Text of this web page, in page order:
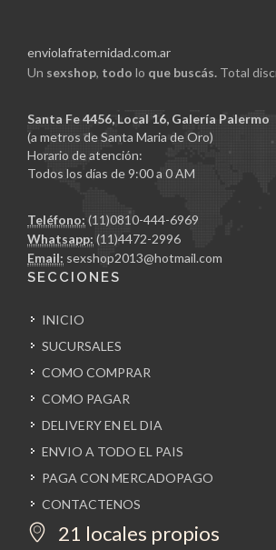
enviolafraternidad.com.ar
Un sexshop, todo lo que buscás. Total
Santa Fe 4456, Local 16, Galería Palermo
(a metros de Santa Maria de Oro)
Horario de atención:
Todos los días de 9:00 a 0 AM
Teléfono: (11)0810-444-6969
Whatsapp: (11)4472-2996
Email: sexshop2013@hotmail.com
SECCIONES
INICIO
SUCURSALES
COMO COMPRAR
COMO PAGAR
DELIVERY EN EL DIA
ENVIO A TODO EL PAIS
PAGA CON MERCADOPAGO
CONTACTENOS
21 locales propios